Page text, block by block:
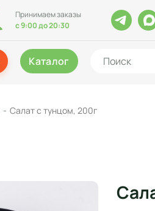
Принимаем заказы
с 9:00 до 20:30
Каталог
Салат с тунцом, 200г